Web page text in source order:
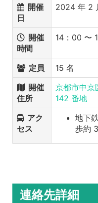
開催
日
2024 年 2
開催
時間
14：00 〜
定員
15 名
開催
住所
京都市中京
142 番地
アク
セス
地下
歩約
連絡先詳細